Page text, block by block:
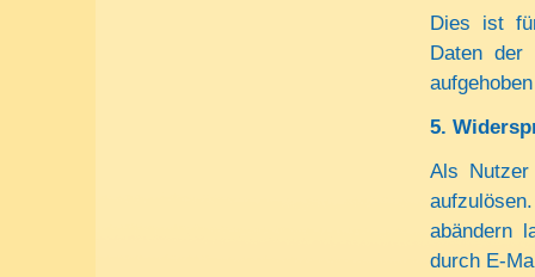
Dies ist
Daten der
5.
Als
abändern
durch E-